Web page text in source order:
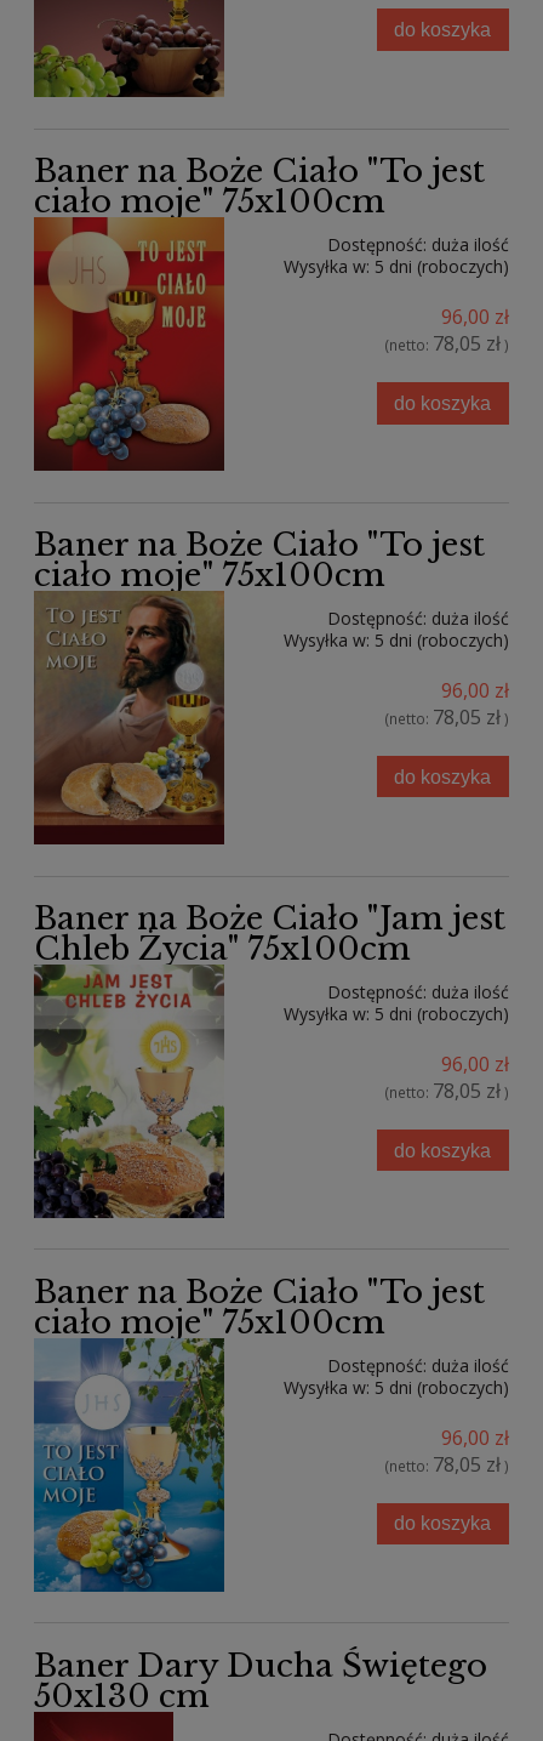
do koszyka
Baner na Boże Ciało "To jest
ciało moje" 75x100cm
Dostępność: duża ilość
Wysyłka w: 5 dni (roboczych)
96,00 zł
(netto: 78,05 zł)
do koszyka
Baner na Boże Ciało "To jest
ciało moje" 75x100cm
Dostępność: duża ilość
Wysyłka w: 5 dni (roboczych)
96,00 zł
(netto: 78,05 zł)
do koszyka
Baner na Boże Ciało "Jam jest
Chleb Życia" 75x100cm
Dostępność: duża ilość
Wysyłka w: 5 dni (roboczych)
96,00 zł
(netto: 78,05 zł)
do koszyka
Baner na Boże Ciało "To jest
ciało moje" 75x100cm
Dostępność: duża ilość
Wysyłka w: 5 dni (roboczych)
96,00 zł
(netto: 78,05 zł)
do koszyka
Baner Dary Ducha Świętego
50x130 cm